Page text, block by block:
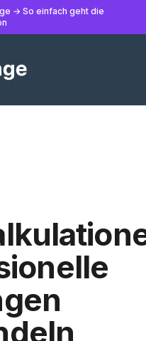
→ So einfach geht die